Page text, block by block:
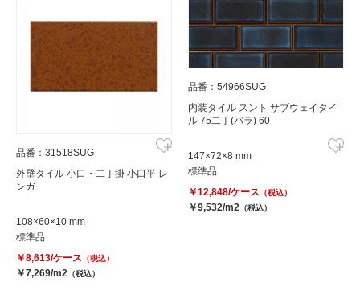
品番：31518SUG
外壁タイル 小口・二丁掛 小口平 レ
ンガ
108×60×10 mm
標準品
￥8,613/ケース （税込）
￥7,269/m2 （税込）
品番：54966SUG
内装タイル スント サブウェイタイ
ル 75二丁(バラ) 60
147×72×8 mm
標準品
￥12,848/ケース （税込）
￥9,532/m2 （税込）